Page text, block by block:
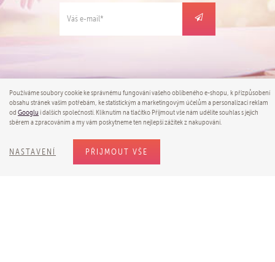
NAVIGACE
INFORMACE
Používáme soubory cookie ke správnému fungování vašeho oblíbeného e-shopu, k přizpůsobení
obsahu stránek vašim potřebám, ke statistickým a marketingovým účelům a personalizaci reklam
odGooglui dalších společností. Kliknutím na tlačítko Přijmout vše nám udělíte souhlas s jejich
sběrem a zpracováním a my vám poskytneme ten nejlepší zážitek z nakupování.
NASTAVENÍ PŘIJMOUT VŠE